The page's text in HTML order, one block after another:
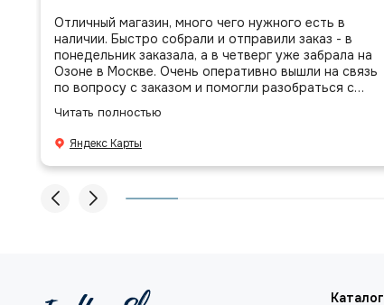
Отличный магазин, много чего нужного есть в
наличии. Быстро собрали и отправили заказ - в
понедельник заказала, а в четверг уже забрала на
Озоне в Москве. Очень оперативно вышли на связь
по вопросу с заказом и помогли разобраться с
сложено, подписано и даже есть подарочек, очень
приятно. Спасибо большое команде!
Читать полностью
Яндекс Карты
Каталог